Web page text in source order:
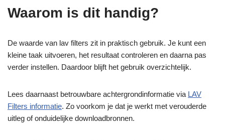
Waarom is dit handig?
De waarde van lav filters zit in praktisch gebruik. Je kunt een
kleine taak uitvoeren, het resultaat controleren en daarna pas
verder instellen. Daardoor blijft het gebruik overzichtelijk.
Lees daarnaast betrouwbare achtergrondinformatie via LAV
Filters informatie. Zo voorkom je dat je werkt met verouderde
uitleg of onduidelijke downloadbronnen.